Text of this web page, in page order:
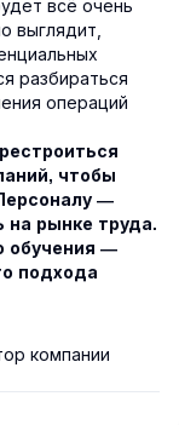
всё очень
выглядит,
разбираться
операций
чтобы
—
на рынке труда.
обучения —
подхода
компании